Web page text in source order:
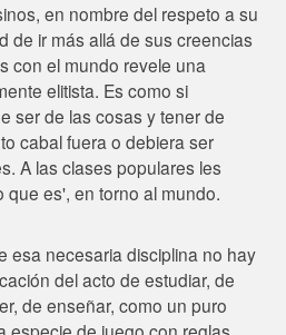
en nombre del respeto a su
de ir más allá de sus creencias
con el mundo revele una
elitista. Es como si
ser de las cosas y tener de
cabal fuera o debiera ser
A las clases populares les
que es', en torno al mundo.
esa necesaria disciplina no hay
del acto de estudiar, de
de enseñar, como un puro
especie de juego con reglas